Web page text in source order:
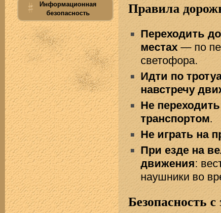
Информационная
безопасность
Правила
Переходить
местах — по
светофора.
Идти по
навстречу
Не
транспортом.
Не играть на
При езде на
движения:
наушники во
Безопасность